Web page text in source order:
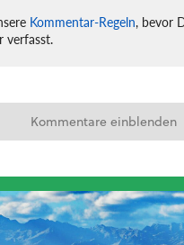
Kommentar-Regeln, bevor
verfasst.
Kommentare einblenden